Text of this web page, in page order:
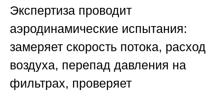
Экспертиза проводит
аэродинамические испытания:
замеряет скорость потока, расход
воздуха, перепад давления на
фильтрах, проверяет